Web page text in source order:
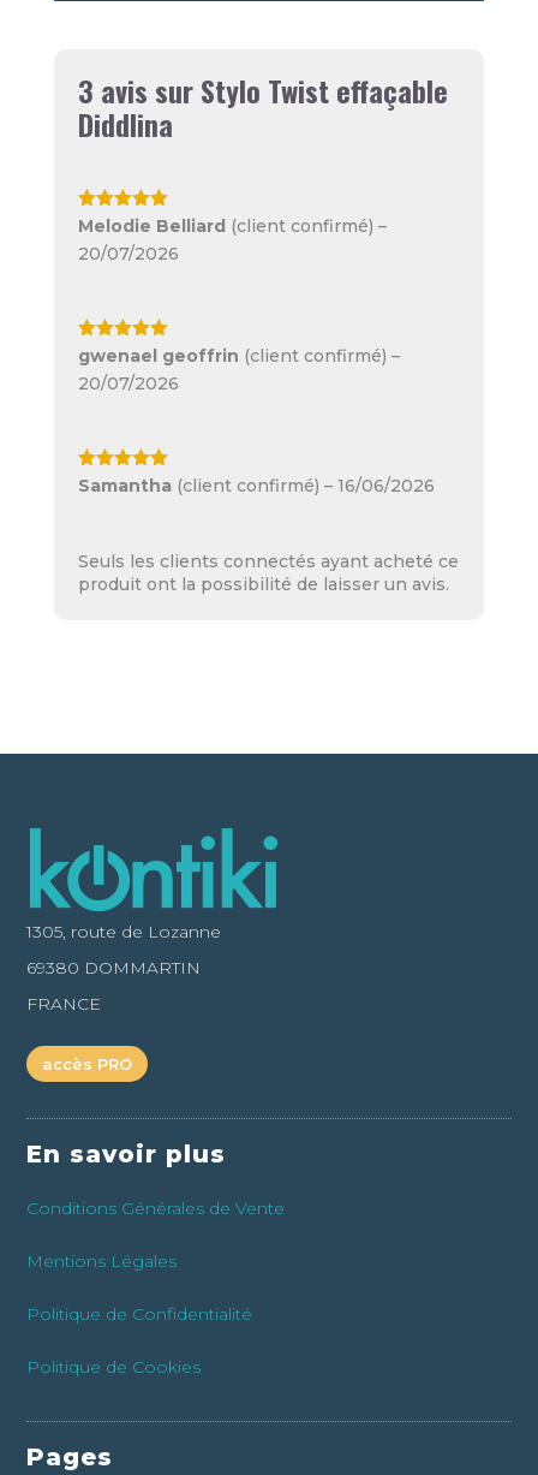
3 avis surStylo Twist effaçable
Diddlina
Note5sur
Melodie Belliard (client confirmé) –
20/07/2026
Note5sur
5
gwenael geoffrin (client confirmé) –
20/07/2026
Note5sur
Samantha (client confirmé) – 16/06/2026
Seuls les clients connectés ayant acheté ce
produit ont la possibilité de laisser un avis.
1305, route de Lozanne
69380 DOMMARTIN
FRANCE
accès PRO
En savoir plus
Conditions Générales de Vente
Mentions Légales
Politique de Confidentialité
Politique de Cookies
Pages